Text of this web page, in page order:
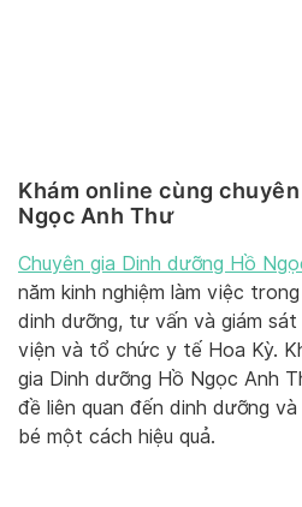
Khám online cùng
Ngọc Anh Thư
Chuyên gia Dinh dưỡng Hồ
năm kinh nghiệm làm việc
dinh dưỡng, tư vấn và giám
viện và tổ chức y tế Hoa Kỳ.
gia Dinh dưỡng Hồ Ngọc Anh
đề liên quan đến dinh dưỡng
bé một cách hiệu quả.